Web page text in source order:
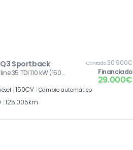
Sportback
35 TDI 110 kW (150
Contado30.900€
Financiado
29.000€
150CV Cambio automático
125.005km